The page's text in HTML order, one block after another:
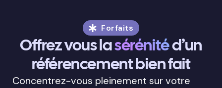
Forfaits
Offrez vous lasérénitéd’un
référencement bien fait
Concentrez-vous pleinement sur votre